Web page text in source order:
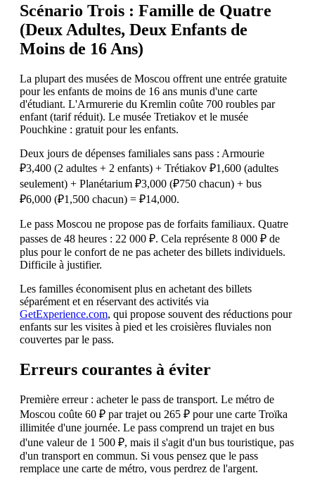
Scénario Trois : Famille de Quatre
(Deux Adultes, Deux Enfants de
Moins de 16 Ans)
La plupart des musées de Moscou offrent une entrée gratuite
pour les enfants de moins de 16 ans munis d'une carte
d'étudiant. L'Armurerie du Kremlin coûte 700 roubles par
enfant (tarif réduit). Le musée Tretiakov et le musée
Pouchkine : gratuit pour les enfants.
Deux jours de dépenses familiales sans pass : Armourie
₽3,400 (2 adultes + 2 enfants) + Trétiakov ₽1,600 (adultes
seulement) + Planétarium ₽3,000 (₽750 chacun) + bus
₽6,000 (₽1,500 chacun) = ₽14,000.
Le pass Moscou ne propose pas de forfaits familiaux. Quatre
passes de 48 heures : 22 000 ₽. Cela représente 8 000 ₽ de
plus pour le confort de ne pas acheter des billets individuels.
Difficile à justifier.
Les familles économisent plus en achetant des billets
séparément et en réservant des activités via
GetExperience.com, qui propose souvent des réductions pour
enfants sur les visites à pied et les croisières fluviales non
couvertes par le pass.
Erreurs courantes à éviter
Première erreur : acheter le pass de transport. Le métro de
Moscou coûte 60 ₽ par trajet ou 265 ₽ pour une carte Troïka
illimitée d'une journée. Le pass comprend un trajet en bus
d'une valeur de 1 500 ₽, mais il s'agit d'un bus touristique, pas
d'un transport en commun. Si vous pensez que le pass
remplace une carte de métro, vous perdrez de l'argent.